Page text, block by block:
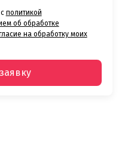
политикой
об обработке
на обработку моих